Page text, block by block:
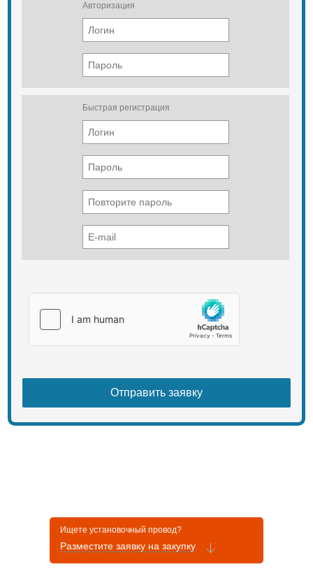
Авторизация
Быстрая регистрация
Ищете установочный провод?
Разместите заявку на закупку